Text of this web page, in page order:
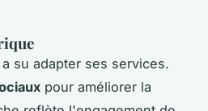
su adapter ses services.
pour améliorer la